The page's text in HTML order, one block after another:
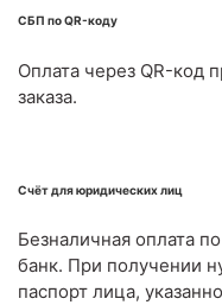
СБП по QR-коду
Оплата через QR-код
заказа.
Счёт для юридических лиц
Безналичная оплата
банк. При получении
паспорт лица,